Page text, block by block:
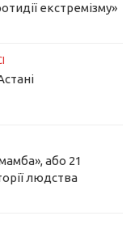
екстремізму»
або 21
людства